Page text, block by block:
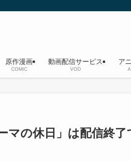
原作漫画
COMIC
動画配信サービス
VOD
ア
マの休日」は配信終